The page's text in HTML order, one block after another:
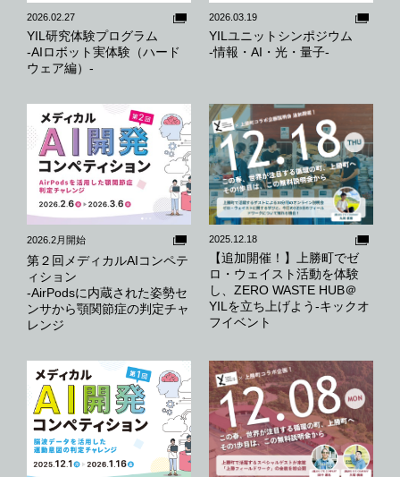
2026.02.27
YIL研究体験プログラム
-AIロボット実体験（ハード
ウェア編）-
2026.03.19
YILユニットシンポジウム
-情報・AI・光・量子-
2026.2月開始
第２回メディカルAIコンペテ
ィション
-AirPodsに内蔵された姿勢セ
ンサから顎関節症の判定チャ
レンジ
2025.12.18
【追加開催！】上勝町でゼ
ロ・ウェイスト活動を体験
し、ZERO WASTE HUB＠
YILを立ち上げよう-キックオ
フイベント